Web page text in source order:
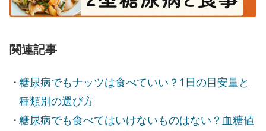
関連記事
糖尿病でもナッツは食べていい？1日の目安量と
種類別の選び方
糖尿病でも食べてはいけないものはない？血糖値